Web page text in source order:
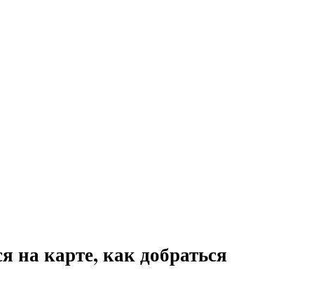
карте, как добраться